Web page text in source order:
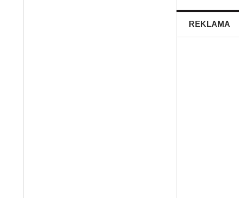
REKLAMA